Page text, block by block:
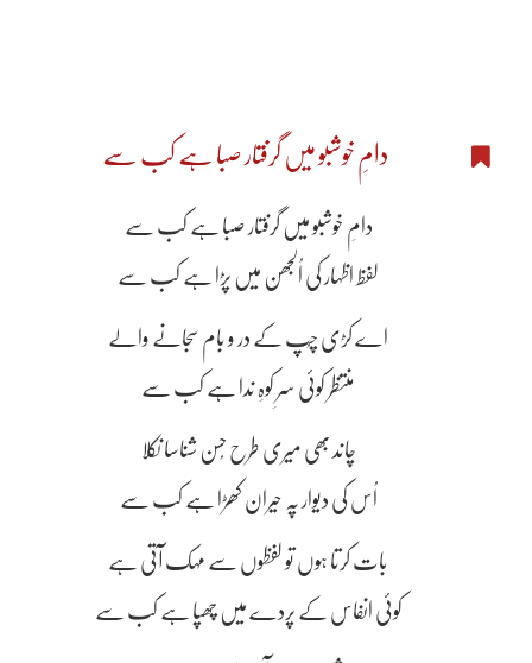
دامِ خوشبو میں گرفتار صبا ہے کب سے
دامِ خوشبو میں گرفتار صبا ہے کب سے
لفظ اظہار کی اُلجھن میں پڑا ہے کب سے
اے کڑی چُپ کے در و بام سجانے والے
منتظر کوئی سرِ کوہِ ندا ہے کب سے
چاند بھی میری طرح حُسن شناسا نکلا
اُس کی دیوار پہ حیران کھڑا ہے کب سے
بات کرتا ہوں تو لفظوں سے مہک آتی ہے
کوئی انفاس کے پردے میں چھپا ہے کب سے